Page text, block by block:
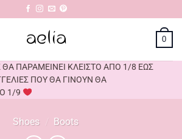
0
ΠΑΡΑΜΕΙΝΕΙ ΚΛΕΙΣΤΟ ΑΠΟ 1/8 ΕΩΣ
ΠΟΥ ΘΑ ΓΙΝΟΥΝ ΘΑ
1/9
Shoes Boots